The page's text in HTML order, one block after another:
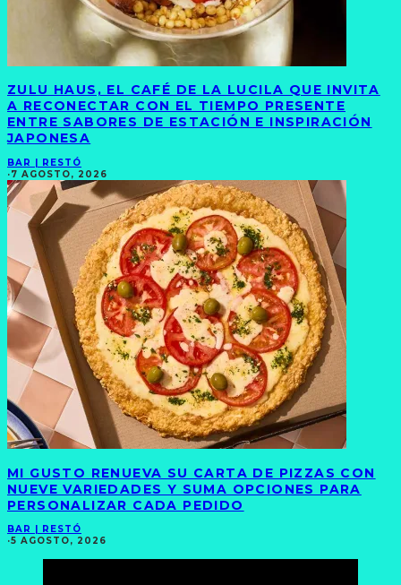
ZULU HAUS, EL CAFÉ DE LA LUCILA QUE INVITA
A RECONECTAR CON EL TIEMPO PRESENTE
ENTRE SABORES DE ESTACIÓN E INSPIRACIÓN
JAPONESA
BAR | RESTÓ
·7 AGOSTO, 2026
MI GUSTO RENUEVA SU CARTA DE PIZZAS CON
NUEVE VARIEDADES Y SUMA OPCIONES PARA
PERSONALIZAR CADA PEDIDO
BAR | RESTÓ
·5 AGOSTO, 2026